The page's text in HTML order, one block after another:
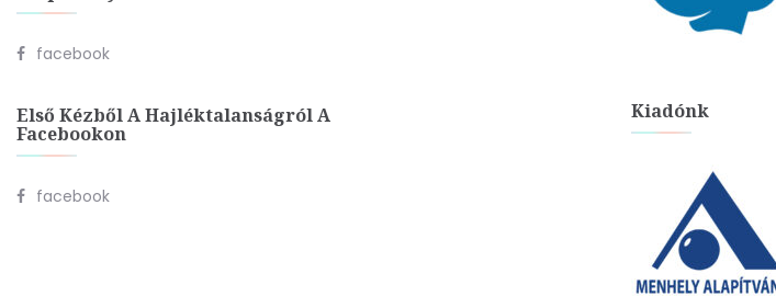
facebook
Első Kézből A Hajléktalanságról A
Facebookon
facebook
Kiadónk